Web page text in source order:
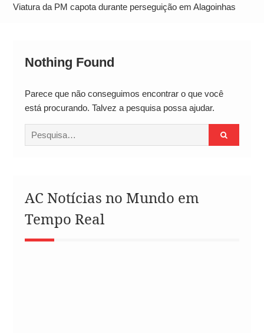
Alto
Viatura da PM capota durante perseguição em Alagoinhas
Nothing Found
Parece que não conseguimos encontrar o que você
está procurando. Talvez a pesquisa possa ajudar.
Procurar
por:
AC Notícias no Mundo em
Tempo Real